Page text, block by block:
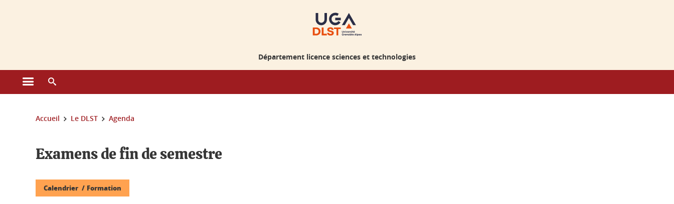
Département licence sciences et technologies
Ouvrir le menu principal
Vous êtes ici :
Accueil Le DLST Agenda
Examens de fin de semestre
Calendrier Formation